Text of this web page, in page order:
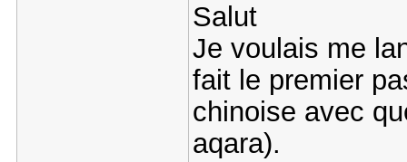
Salut
Je voulais me
fait le premier
chinoise avec
aqara).